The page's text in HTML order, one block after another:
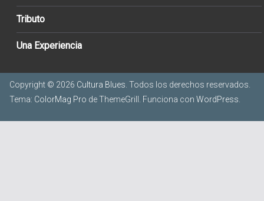
Tributo
Una Experiencia
Copyright © 2026 Cultura Blues . Todos los derechos reservados.
Tema: ColorMag Pro de ThemeGrill. Funciona con WordPress